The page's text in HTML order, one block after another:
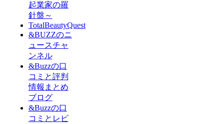
起業家の羅
針盤～
TotalBeautyQuest
&BUZZのニ
ュースチャ
ンネル
&Buzzの口
コミと評判
情報まとめ
ブログ
&Buzzの口
コミとレビ